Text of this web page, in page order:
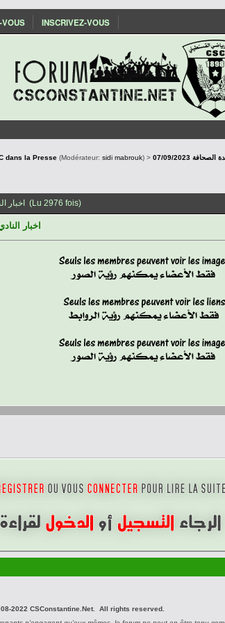
INSCRIVEZ-VOUS
dans la Presse (Modérateur:sidi mabrouk) > الصحافة
Sujet: 07/09/2023 اخبار النادي الرياضي القسنطيني على نافدة الصحافة (Lu 2976 fois)
07/09/2023
2022 CSConstantine.Net. All rights reserved.